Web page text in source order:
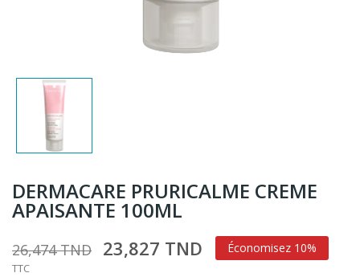
DERMACARE PRURICALME CREME
APAISANTE 100ML
26,474 TND 23,827 TND Économisez 10%
TTC